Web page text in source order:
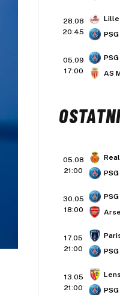
28.08
20:45
Lille
PSG
05.09
17:00
PSG
AS
05.08
21:00
PSG
30.05
18:00
PSG
17.05
21:00
PSG
13.05
21:00
Lens
PSG